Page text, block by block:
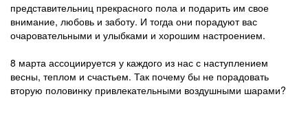
представительниц прекрасного пола и подарить им свое
внимание, любовь и заботу. И тогда они порадуют вас
очаровательными и улыбками и хорошим настроением.
8 марта ассоциируется у каждого из нас с наступлением
весны, теплом и счастьем. Так почему бы не порадовать
вторую половинку привлекательными воздушными шарами?